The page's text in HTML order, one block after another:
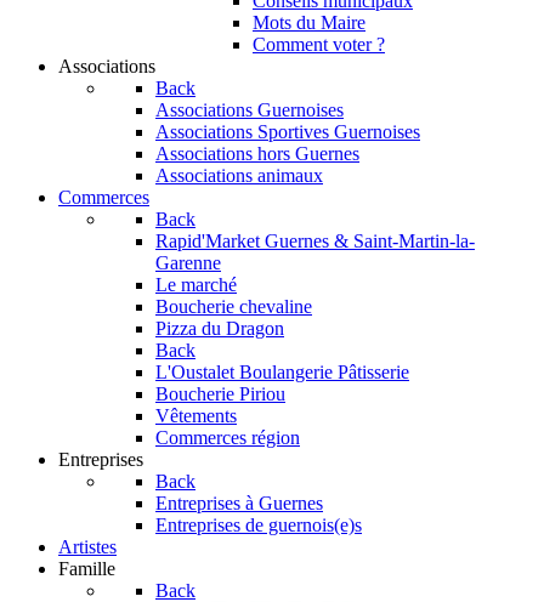
Mots du Maire
Comment voter ?
Associations
Back
Associations Guernoises
Associations Sportives Guernoises
Associations hors Guernes
Associations animaux
Commerces
Back
Rapid'Market Guernes & Saint-Martin-la-
Garenne
Le marché
Boucherie chevaline
Pizza du Dragon
Back
L'Oustalet Boulangerie Pâtisserie
Boucherie Piriou
Vêtements
Commerces région
Entreprises
Back
Entreprises à Guernes
Entreprises de guernois(e)s
Artistes
Famille
Back